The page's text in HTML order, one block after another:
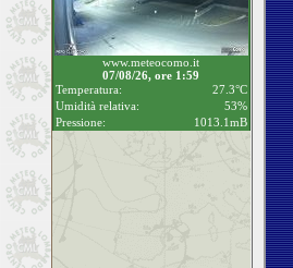
www.meteocomo.it
07/08/26, ore 1:59
Temperatura:
27.3°C
Umidità relativa:
53%
Pressione:
1013.1mB